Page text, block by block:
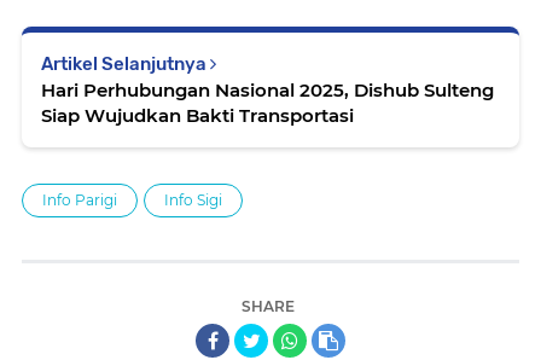
Artikel Selanjutnya
Hari Perhubungan Nasional 2025, Dishub Sulteng
Siap Wujudkan Bakti Transportasi
Info Parigi Info Sigi
SHARE